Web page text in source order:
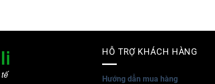
HỖ TRỢ KHÁCH HÀNG
Hướng dẫn mua hàng